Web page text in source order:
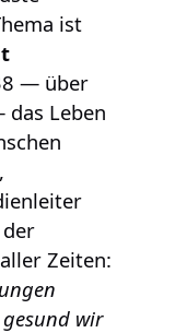
ist
— über
Leben
Zeiten:
wir